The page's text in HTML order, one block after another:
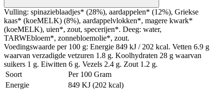
Vulling: spinazieblaadjes* (28%), aardappelen* (12%), Griekse
kaas* (koeMELK) (8%), aardappelvlokken*, magere kwark*
(koeMELK), uien*, zout, specerijen*. Deeg: water,
TARWEbloem*, zonnebloemolie*, zout.
Voedingswaarde per 100 g: Energie 849 kJ / 202 kcal. Vetten 6.9 g
waarvan verzadigde vetzuren 1.8 g. Koolhydraten 28 g waarvan
suikers 1 g. Eiwitten 6 g. Vezels 2.4 g. Zout 1.2 g.
Soort
Per 100 Gram
Energie
849 KJ (202 kcal)